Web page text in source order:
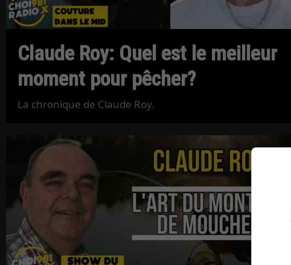
Claude Roy: Quel est le meilleur
moment pour pêcher?
La chronique de Claude Roy.